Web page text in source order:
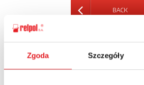
Zgoda Szczegóły
BACK
Ask for the details of